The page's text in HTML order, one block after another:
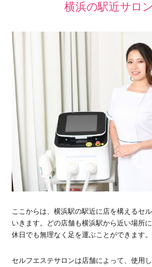
横浜の駅近サロ
ここからは、横浜駅の駅近に店を構えるセ
いきます。どの店舗も横浜駅から近い場所
休日でも無理なく足を運ぶことができます。
セルフエステサロンは店舗によって、使用